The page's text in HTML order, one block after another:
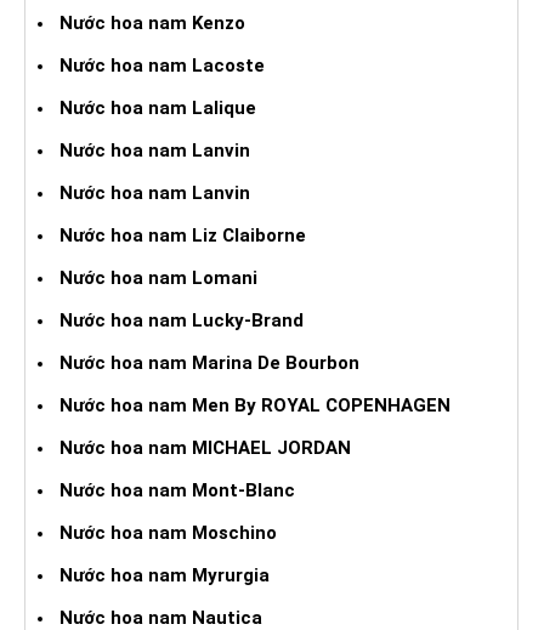
Nước hoa nam Kenzo
Nước hoa nam Lacoste
Nước hoa nam Lalique
Nước hoa nam Lanvin
Nước hoa nam Lanvin
Nước hoa nam Liz Claiborne
Nước hoa nam Lomani
Nước hoa nam Lucky-Brand
Nước hoa nam Marina De Bourbon
Nước hoa nam Men By ROYAL COPENHAGEN
Nước hoa nam MICHAEL JORDAN
Nước hoa nam Mont-Blanc
Nước hoa nam Moschino
Nước hoa nam Myrurgia
Nước hoa nam Nautica